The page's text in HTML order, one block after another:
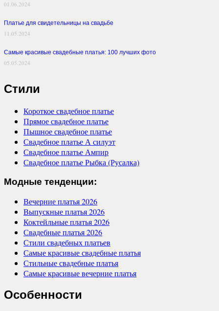
01.06.2024
Платье для свидетельницы на свадьбе
11.05.2024
Самые красивые свадебные платья: 100 лучших фото
05.05.2024
Стили
Короткое свадебное платье
Прямое свадебное платье
Пышное свадебное платье
Свадебное платье А силуэт
Свадебное платье Ампир
Свадебное платье Рыбка (Русалка)
Модные тенденции:
Вечерние платья 2026
Выпускные платья 2026
Коктейльные платья 2026
Свадебные платья 2026
Стили свадебных платьев
Самые красивые свадебные платья
Стильные свадебные платья
Самые красивые вечерние платья
Особенности